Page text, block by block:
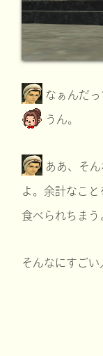
なぁんだ
うん。
ああ、そ
よ。余計なこ
食べられちまう
そんなにすご